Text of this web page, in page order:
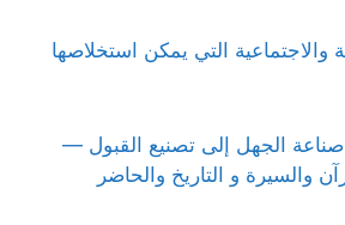
والاجتماعية التي يمكن استخلاصها
الجهل إلى تصنيع القبول —
والسيرة و التاريخ والحاضر